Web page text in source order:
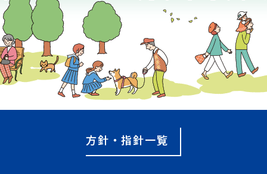
方針・指針一覧